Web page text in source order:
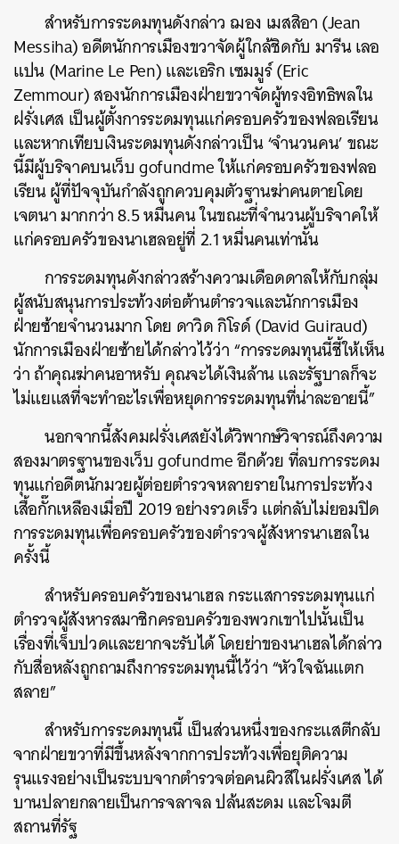
สำหรับการระดมทุนดังกล่าว ฌอง เมสสิอา (Jean
Messiha) อดีตนักการเมืองขวาจัดผู้ใกล้ชิดกับ มารีน เลอ
แปน (Marine Le Pen) และเอริก เซมมูร์ (Eric
Zemmour) สองนักการเมืองฝ่ายขวาจัดผู้ทรงอิทธิพลใน
ฝรั่งเศส เป็นผู้ตั้งการระดมทุนแก่ครอบครัวของฟลอเรียน
และหากเทียบเงินระดมทุนดังกล่าวเป็น ‘จำนวนคน’ ขณะ
นี้มีผู้บริจาคบนเว็บ gofundme ให้แก่ครอบครัวของฟลอ
เรียน ผู้ที่ปัจจุบันกำลังถูกควบคุมตัวฐานฆ่าคนตายโดย
เจตนา มากกว่า 8.5 หมื่นคน ในขณะที่จำนวนผู้บริจาคให้
แก่ครอบครัวของนาเฮลอยู่ที่ 2.1 หมื่นคนเท่านั้น
การระดมทุนดังกล่าวสร้างความเดือดดาลให้กับกลุ่ม
ผู้สนับสนุนการประท้วงต่อต้านตำรวจและนักการเมือง
ฝ่ายซ้ายจำนวนมาก โดย ดาวิด กิโรด์ (David Guiraud)
นักการเมืองฝ่ายซ้ายได้กล่าวไว้ว่า “การระดมทุนนี้ชี้ให้เห็น
ว่า ถ้าคุณฆ่าคนอาหรับ คุณจะได้เงินล้าน และรัฐบาลก็จะ
ไม่แยแสที่จะทำอะไรเพื่อหยุดการระดมทุนที่น่าละอายนี้”
นอกจากนี้สังคมฝรั่งเศสยังได้วิพากษ์วิจารณ์ถึงความ
สองมาตรฐานของเว็บ gofundme อีกด้วย ที่ลบการระดม
ทุนแก่อดีตนักมวยผู้ต่อยตำรวจหลายรายในการประท้วง
เสื้อกั๊กเหลืองเมื่อปี 2019 อย่างรวดเร็ว แต่กลับไม่ยอมปิด
การระดมทุนเพื่อครอบครัวของตำรวจผู้สังหารนาเฮลใน
ครั้งนี้
สำหรับครอบครัวของนาเฮล กระแสการระดมทุนแก่
ตำรวจผู้สังหารสมาชิกครอบครัวของพวกเขาไปนั้นเป็น
เรื่องที่เจ็บปวดและยากจะรับได้ โดยย่าของนาเฮลได้กล่าว
กับสื่อหลังถูกถามถึงการระดมทุนนี้ไว้ว่า “หัวใจฉันแตก
สลาย”
สำหรับการระดมทุนนี้ เป็นส่วนหนึ่งของกระแสตีกลับ
จากฝ่ายขวาที่มีขึ้นหลังจากการประท้วงเพื่อยุติความ
รุนแรงอย่างเป็นระบบจากตำรวจต่อคนผิวสีในฝรั่งเศส ได้
บานปลายกลายเป็นการจลาจล ปล้นสะดม และโจมตี
สถานที่รัฐ